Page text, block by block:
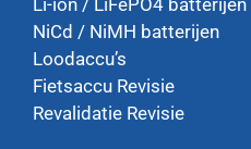
Li-ion / LiFePO4 batterijen
NiCd / NiMH batterijen
Loodaccu’s
Fietsaccu Revisie
Revalidatie Revisie